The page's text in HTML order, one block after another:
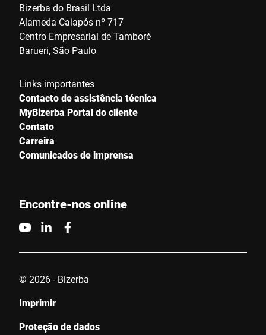
Bizerba do Brasil Ltda
Alameda Caiapós nº 717
Centro Empresarial de Tamboré
Barueri, São Paulo
Links importantes
Contacto de assistência técnica
MyBizerba Portal do cliente
Contato
Carreira
Comunicados de imprensa
Encontre-nos online
© 2026 - Bizerba
Imprimir
Proteção de dados